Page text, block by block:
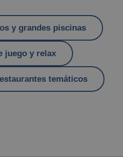
y grandes piscinas
juego y relax
temáticos